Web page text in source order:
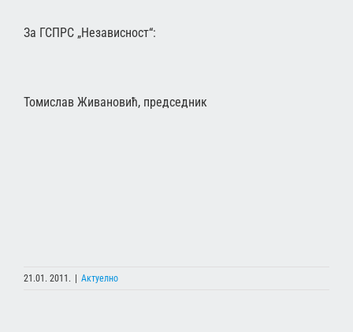
За ГСПРС „Независност“:
Томислав Живановић, председник
21.01. 2011. | Актуелно